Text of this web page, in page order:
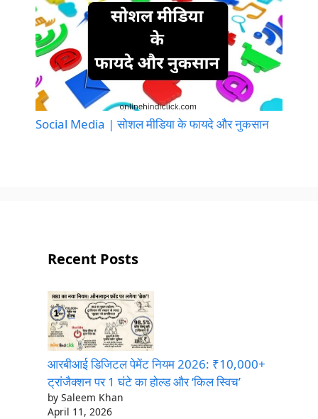
Social Media | सोशल मीडिया के फायदे और नुकसान
Recent Posts
आरबीआई डिजिटल पेमेंट नियम 2026: ₹10,000+
ट्रांजैक्शन पर 1 घंटे का होल्ड और ‘किल स्विच’
by Saleem Khan
April 11, 2026